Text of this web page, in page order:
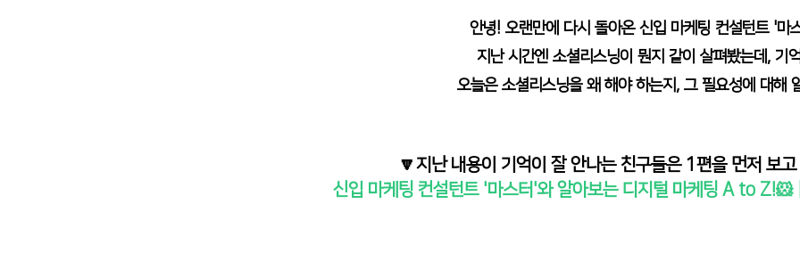
안녕! 오랜만에 다시 돌아온 신입 마케팅 컨설턴트 '마
지난 시간엔 소셜리스닝이 뭔지 같이 살펴봤는데, 기
오늘은 소셜리스닝을 왜 해야 하는지, 그 필요성에 대해
🔽지난 내용이 기억이 잘 안나는 친구들은 1편을 먼저 보
신입 마케팅 컨설턴트 '마스터'와 알아보는 디지털 마케팅 A to